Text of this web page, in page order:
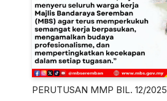
PERUTUSAN MMP BIL. 12/2025